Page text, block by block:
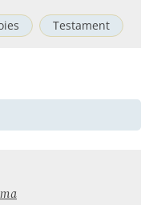
Testament